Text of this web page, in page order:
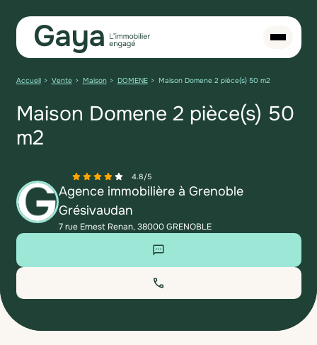
Accueil Vente Maison DOMENE Maison Domene 2 pièce(s) 50 m2
Maison Domene 2 pièce(s) 50
m2
4.8/5
Agence immobilière à Grenoble
Grésivaudan
7 rue Ernest Renan, 38000 GRENOBLE